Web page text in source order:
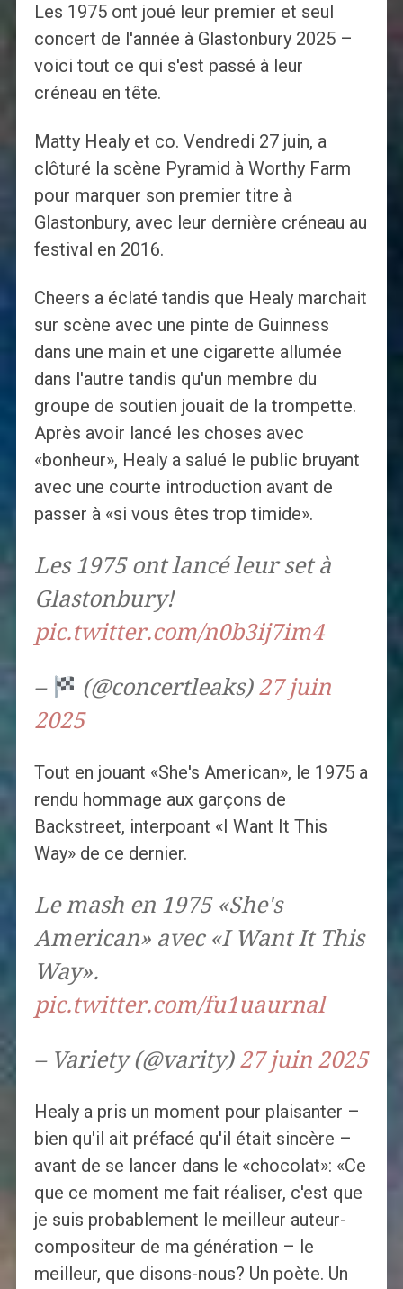
Les 1975 ont joué leur premier et seul
concert de l'année à Glastonbury 2025 –
voici tout ce qui s'est passé à leur
créneau en tête.
Matty Healy et co. Vendredi 27 juin, a
clôturé la scène Pyramid à Worthy Farm
pour marquer son premier titre à
Glastonbury, avec leur dernière créneau au
festival en 2016.
Cheers a éclaté tandis que Healy marchait
sur scène avec une pinte de Guinness
dans une main et une cigarette allumée
dans l'autre tandis qu'un membre du
groupe de soutien jouait de la trompette.
Après avoir lancé les choses avec
«bonheur», Healy a salué le public bruyant
avec une courte introduction avant de
passer à «si vous êtes trop timide».
Les 1975 ont lancé leur set à
Glastonbury!
pic.twitter.com/n0b3ij7im4
– (@concertleaks) 27 juin
2025
Tout en jouant «She's American», le 1975 a
rendu hommage aux garçons de
Backstreet, interpoant «I Want It This
Way» de ce dernier.
Le mash en 1975 «She's
American» avec «I Want It This
Way».
pic.twitter.com/fu1uaurnal
– Variety (@varity) 27 juin 2025
Healy a pris un moment pour plaisanter –
bien qu'il ait préfacé qu'il était sincère –
avant de se lancer dans le «chocolat»: «Ce
que ce moment me fait réaliser, c'est que
je suis probablement le meilleur auteur-
compositeur de ma génération – le
meilleur, que disons-nous? Un poète. Un